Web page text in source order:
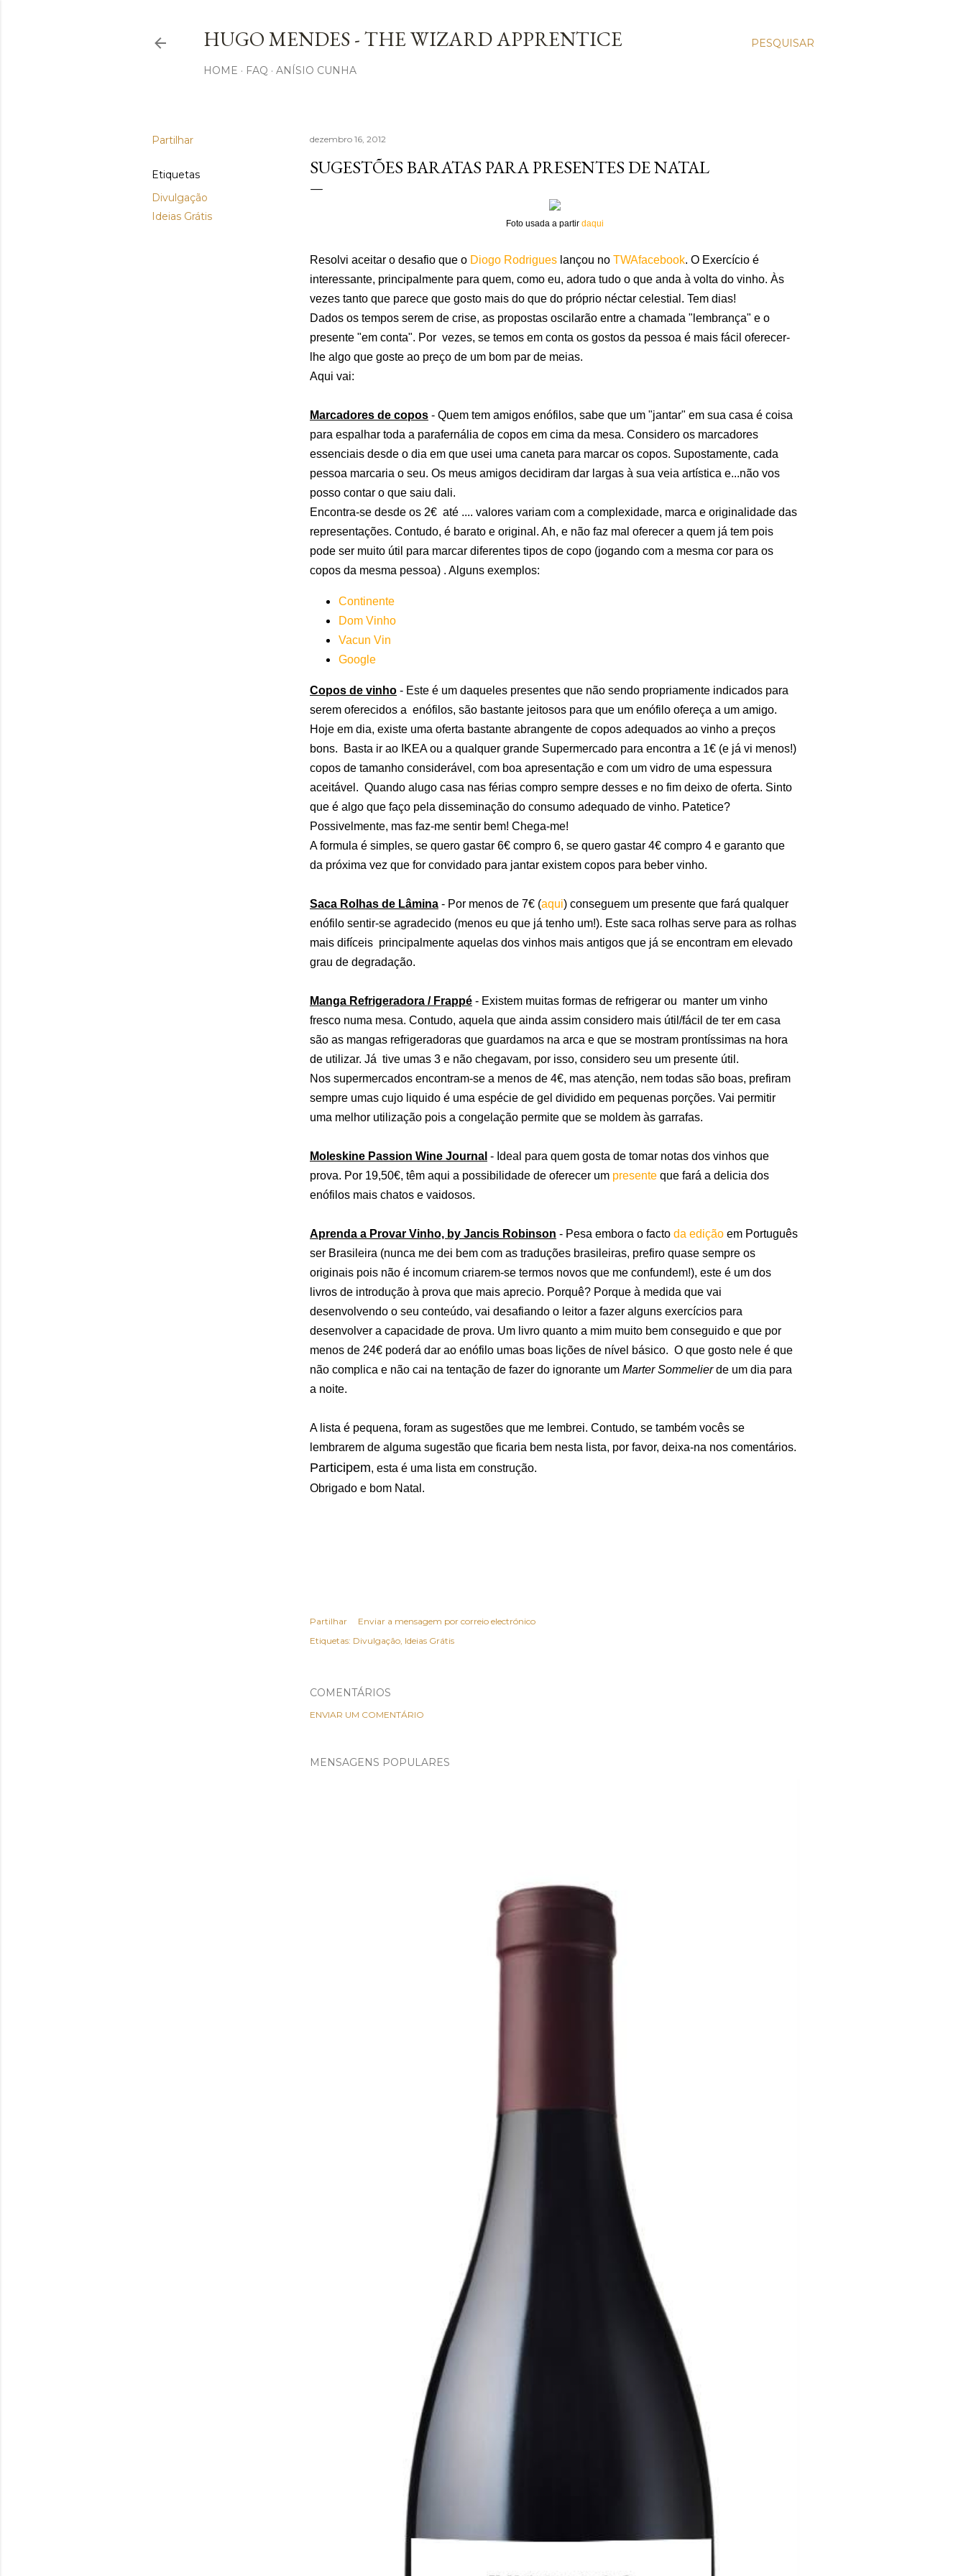
PESQUISAR
HUGO MENDES - THE WIZARD APPRENTICE
HOME FAQ ANÍSIO CUNHA
Partilhar
Etiquetas
Divulgação
Ideias Grátis
dezembro 16, 2012
SUGESTÕES BARATAS PARA PRESENTES DE NATAL
Foto usada a partir daqui
Resolvi aceitar o desafio que o Diogo Rodrigues lançou no TWAfacebook. O Exercício é
interessante, principalmente para quem, como eu, adora tudo o que anda à volta do vinho. Às
vezes tanto que parece que gosto mais do que do próprio néctar celestial. Tem dias!
Dados os tempos serem de crise, as propostas oscilarão entre a chamada "lembrança" e o
presente "em conta". Por vezes, se temos em conta os gostos da pessoa é mais fácil oferecer-
lhe algo que goste ao preço de um bom par de meias.
Aqui vai:
Marcadores de copos - Quem tem amigos enófilos, sabe que um "jantar" em sua casa é coisa
para espalhar toda a parafernália de copos em cima da mesa. Considero os marcadores
essenciais desde o dia em que usei uma caneta para marcar os copos. Supostamente, cada
pessoa marcaria o seu. Os meus amigos decidiram dar largas à sua veia artística e...não vos
posso contar o que saiu dali.
Encontra-se desde os 2€ até .... valores variam com a complexidade, marca e originalidade das
representações. Contudo, é barato e original. Ah, e não faz mal oferecer a quem já tem pois
pode ser muito útil para marcar diferentes tipos de copo (jogando com a mesma cor para os
copos da mesma pessoa) . Alguns exemplos:
Continente
Dom Vinho
Vacun Vin
Google
Copos de vinho - Este é um daqueles presentes que não sendo propriamente indicados para
serem oferecidos a enófilos, são bastante jeitosos para que um enófilo ofereça a um amigo.
Hoje em dia, existe uma oferta bastante abrangente de copos adequados ao vinho a preços
bons. Basta ir ao IKEA ou a qualquer grande Supermercado para encontra a 1€ (e já vi menos!)
copos de tamanho considerável, com boa apresentação e com um vidro de uma espessura
aceitável. Quando alugo casa nas férias compro sempre desses e no fim deixo de oferta. Sinto
que é algo que faço pela disseminação do consumo adequado de vinho. Patetice?
Possivelmente, mas faz-me sentir bem! Chega-me!
A formula é simples, se quero gastar 6€ compro 6, se quero gastar 4€ compro 4 e garanto que
da próxima vez que for convidado para jantar existem copos para beber vinho.
Saca Rolhas de Lâmina - Por menos de 7€ (aqui) conseguem um presente que fará qualquer
enófilo sentir-se agradecido (menos eu que já tenho um!). Este saca rolhas serve para as rolhas
mais difíceis principalmente aquelas dos vinhos mais antigos que já se encontram em elevado
grau de degradação.
Manga Refrigeradora / Frappé - Existem muitas formas de refrigerar ou manter um vinho
fresco numa mesa. Contudo, aquela que ainda assim considero mais útil/fácil de ter em casa
são as mangas refrigeradoras que guardamos na arca e que se mostram prontíssimas na hora
de utilizar. Já tive umas 3 e não chegavam, por isso, considero seu um presente útil.
Nos supermercados encontram-se a menos de 4€, mas atenção, nem todas são boas, prefiram
sempre umas cujo liquido é uma espécie de gel dividido em pequenas porções. Vai permitir
uma melhor utilização pois a congelação permite que se moldem às garrafas.
Moleskine Passion Wine Journal - Ideal para quem gosta de tomar notas dos vinhos que
prova. Por 19,50€, têm aqui a possibilidade de oferecer um presente que fará a delicia dos
enófilos mais chatos e vaidosos.
Aprenda a Provar Vinho, by Jancis Robinson - Pesa embora o facto da edição em Português
ser Brasileira (nunca me dei bem com as traduções brasileiras, prefiro quase sempre os
originais pois não é incomum criarem-se termos novos que me confundem!), este é um dos
livros de introdução à prova que mais aprecio. Porquê? Porque à medida que vai
desenvolvendo o seu conteúdo, vai desafiando o leitor a fazer alguns exercícios para
desenvolver a capacidade de prova. Um livro quanto a mim muito bem conseguido e que por
menos de 24€ poderá dar ao enófilo umas boas lições de nível básico. O que gosto nele é que
não complica e não cai na tentação de fazer do ignorante um Marter Sommelierde um dia para
a noite.
A lista é pequena, foram as sugestões que me lembrei. Contudo, se também vocês se
lembrarem de alguma sugestão que ficaria bem nesta lista, por favor, deixa-na nos comentários.
Participem, esta é uma lista em construção.
Obrigado e bom Natal.
Partilhar
Enviar a mensagem por correio electrónico
Etiquetas: Divulgação Ideias Grátis
COMENTÁRIOS
ENVIAR UM COMENTÁRIO
MENSAGENS POPULARES